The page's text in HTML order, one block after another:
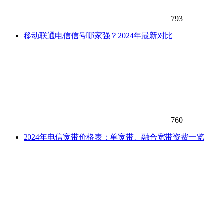
793
移动联通电信信号哪家强？2024年最新对比
760
2024年电信宽带价格表：单宽带、融合宽带资费一览